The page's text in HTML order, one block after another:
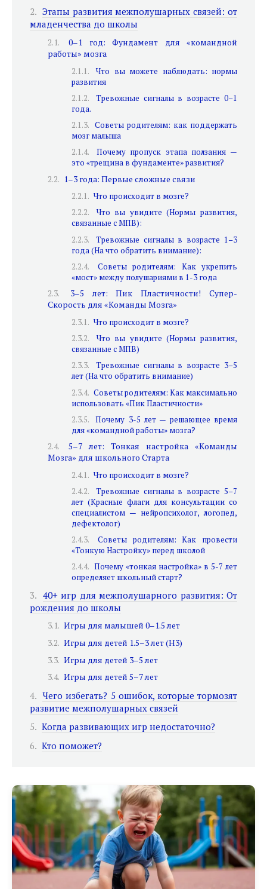
Этапы развития межполушарных связей: от
младенчества до школы
0–1 год: Фундамент для «командной
работы» мозга
Что вы можете наблюдать: нормы
развития
Тревожные сигналы в возрасте 0–1
года.
Советы родителям: как поддержать
мозг малыша
Почему пропуск этапа ползания —
это «трещина в фундаменте» развития?
1–3 года: Первые сложные связи
Что происходит в мозге?
Что вы увидите (Нормы развития,
связанные с МПВ):
Тревожные сигналы в возрасте 1–3
года (На что обратить внимание):
Советы родителям: Как укрепить
«мост» между полушариями в 1-3 года
3–5 лет: Пик Пластичности! Супер-
Скорость для «Команды Мозга»
Что происходит в мозге?
Что вы увидите (Нормы развития,
связанные с МПВ)
Тревожные сигналы в возрасте 3–5
лет (На что обратить внимание)
Советы родителям: Как максимально
использовать «Пик Пластичности»
Почему 3-5 лет — решающее время
для «командной работы» мозга?
5–7 лет: Тонкая настройка «Команды
Мозга» для школьного Старта
Что происходит в мозге?
Тревожные сигналы в возрасте 5–7
лет (Красные флаги для консультации со
специалистом — нейропсихолог, логопед,
дефектолог)
Советы родителям: Как провести
«Тонкую Настройку» перед школой
Почему «тонкая настройка» в 5-7 лет
определяет школьный старт?
40+ игр для межполушарного развития: От
рождения до школы
Игры для малышей 0–1.5 лет
Игры для детей 1.5–3 лет (H3)
Игры для детей 3–5 лет
Игры для детей 5–7 лет
Чего избегать? 5 ошибок, которые тормозят
развитие межполушарных связей
Когда развивающих игр недостаточно?
Кто поможет?